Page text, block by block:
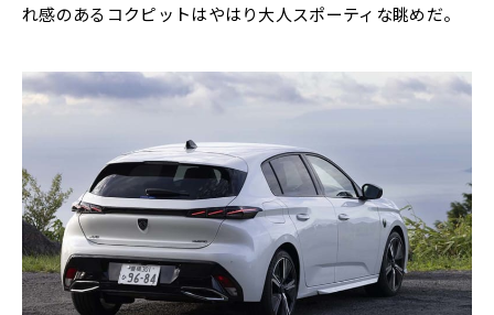
れ感のあるコクピットはやはり大人スポーティな眺めだ。